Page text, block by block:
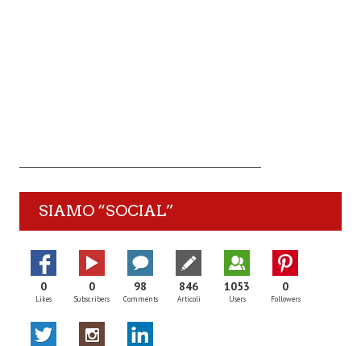
SIAMO “SOCIAL”
0
Likes
0
Subscribers
98
Comments
846
Articoli
1053
Users
0
Followers